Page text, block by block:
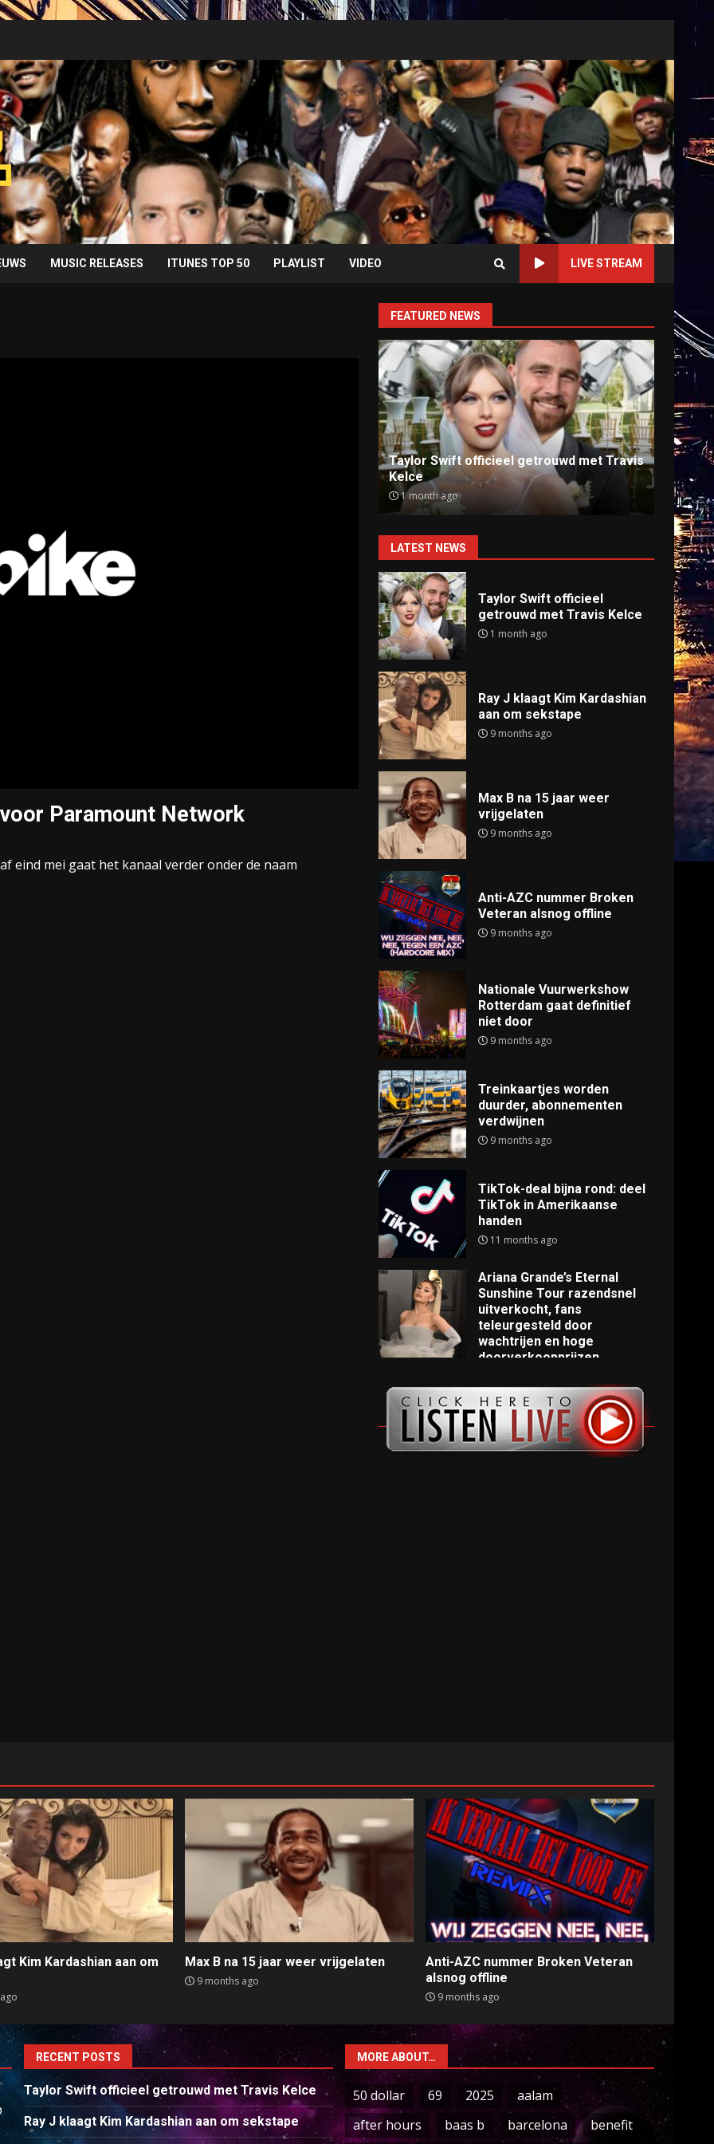
MUSIC RELEASES ITUNES TOP 50 PLAYLIST VIDEO LIVE STREAM
Paramount Network
eind mei gaat het kanaal verder onder de naam
FEATURED NEWS
Ray J klaagt Kim Kardashian aan om
sekstape
9 months ago
Anti-
9
LATEST NEWS
Taylor Swift officieel
getrouwd met Travis Kelce
1 month ago
Ray J klaagt Kim Kardashian
aan om sekstape
9 months ago
Max B na 15 jaar weer
vrijgelaten
9 months ago
Anti-AZC nummer Broken
Veteran alsnog offline
9 months ago
Nationale Vuurwerkshow
Rotterdam gaat definitief
niet door
9 months ago
Treinkaartjes worden
duurder, abonnementen
verdwijnen
9 months ago
TikTok-deal bijna rond: deel
TikTok in Amerikaanse
handen
11 months ago
Ariana Grande’s Eternal
Sunshine Tour razendsnel
uitverkocht, fans
teleurgesteld door
wachtrijen en hoge
doorverkoopprijzen
Kim Kardashian aan om
Max B na 15 jaar weer vrijgelaten
9 months ago
Anti-AZC nummer Broken Veteran
alsnog offline
9 months ago
RECENT POSTS
Taylor Swift officieel getrouwd met Travis Kelce
Ray J klaagt Kim Kardashian aan om sekstape
MORE ABOUT…
50 dollar 69 2025
aalam
after hours
baas b barcelona benefit